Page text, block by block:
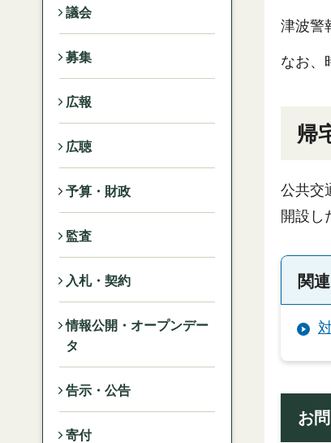
議会
募集
広報
広聴
予算・財政
監査
入札・契約
情報公開・オープンデー
タ
告示・公告
寄付
津波警
なお、
帰
公共交
開設し
関
お